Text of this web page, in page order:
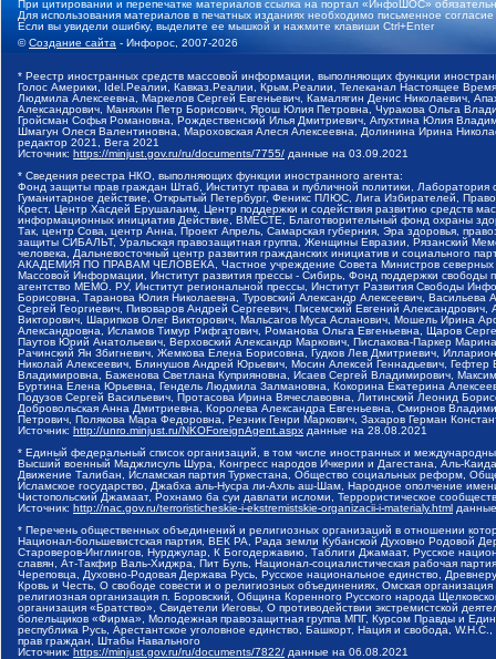
При цитировании и перепечатке материалов ссылка на портал «ИнфоШОС»
Для использования материалов в печатных изданиях необходимо письменное
Если вы увидели ошибку, выделите ее мышкой и нажмите клавиши Ctrl+Enter
©Создание сайта - Инфорос, 2007-2026
* Реестр иностранных средств массовой информации, выполняющих функции
Голос Америки, Idel.Реалии, Кавказ.Реалии, Крым.Реалии, Телеканал Настоящее
Людмила Алексеевна, Маркелов Сергей Евгеньевич, Камалягин Денис Николаевич,
Александрович, Маняхин Петр Борисович, Ярош Юлия Петровна, Чуракова Ольга
Гройсман Софья Романовна, Рождественский Илья Дмитриевич, Апухтина Юлия
Шмагун Олеся Валентиновна, Мароховская Алеся Алексеевна, Долинина Ирина
редактор 2021, Вега 2021
Источник: https://minjust.gov.ru/ru/documents/7755/ данные на 03.09.2021
* Сведения реестра НКО, выполняющих функции иностранного агента:
Фонд защиты прав граждан Штаб, Институт права и публичной политики,
Гуманитарное действие, Открытый Петербург, Феникс ПЛЮС, Лига Избирателей,
Крест, Центр Хасдей Ерушалаим, Центр поддержки и содействия развитию средств
информационных инициатив Действие, ВМЕСТЕ, Благотворительный фонд охраны
Так, центр Сова, центр Анна, Проект Апрель, Самарская губерния, Эра здоровья,
защиты СИБАЛЬТ, Уральская правозащитная группа, Женщины Евразии, Рязанский
человека, Дальневосточный центр развития гражданских инициатив и социального
АКАДЕМИЯ ПО ПРАВАМ ЧЕЛОВЕКА, Частное учреждение Совета Министров северных
Массовой Информации, Институт развития прессы - Сибирь, Фонд поддержки
агентство МЕМО. РУ, Институт региональной прессы, Институт Развития Свободы
Борисовна, Таранова Юлия Николаевна, Туровский Александр Алексеевич,
Сергей Георгиевич, Пивоваров Андрей Сергеевич, Писемский Евгений
Викторович, Шарипков Олег Викторович, Мальсагов Муса Асланович, Мошель Ирина
Александровна, Исламов Тимур Рифгатович, Романова Ольга Евгеньевна, Щаров
Паутов Юрий Анатольевич, Верховский Александр Маркович, Пислакова-Паркер
Рачинский Ян Збигневич, Жемкова Елена Борисовна, Гудков Лев Дмитриевич,
Николай Алексеевич, Блинушов Андрей Юрьевич, Мосин Алексей Геннадьевич,
Владимировна, Баженова Светлана Куприяновна, Исаев Сергей Владимирович,
Буртина Елена Юрьевна, Гендель Людмила Залмановна, Кокорина Екатерина
Подузов Сергей Васильевич, Протасова Ирина Вячеславовна, Литинский Леонид
Добровольская Анна Дмитриевна, Королева Александра Евгеньевна, Смирнов
Петрович, Полякова Мара Федоровна, Резник Генри Маркович, Захаров Герман
Источник: http://unro.minjust.ru/NKOForeignAgent.aspx данные на 28.08.2021
* Единый федеральный список организаций, в том числе иностранных и
Высший военный Маджлисуль Шура, Конгресс народов Ичкерии и Дагестана, Аль-
Движение Талибан, Исламская партия Туркестана, Общество социальных реформ,
Исламское государство, Джабха аль-Нусра ли-Ахль аш-Шам, Народное ополчение
Чистопольский Джамаат, Рохнамо ба суи давлати исломи, Террористическое
Источник: http://nac.gov.ru/terroristicheskie-i-ekstremistskie-organizacii-i-materialy.html
* Перечень общественных объединений и религиозных организаций в отношении
Национал-большевистская партия, ВЕК РА, Рада земли Кубанской Духовно Родовой
Староверов-Инглингов, Нурджулар, К Богодержавию, Таблиги Джамаат, Русское
славян, Ат-Такфир Валь-Хиджра, Пит Буль, Национал-социалистическая рабочая
Череповца, Духовно-Родовая Держава Русь, Русское национальное единство,
Кровь и Честь, О свободе совести и о религиозных объединениях, Омская
религиозная организация п. Боровский, Община Коренного Русского народа
организация «Братство», Свидетели Иеговы, О противодействии экстремистской
болельщиков «Фирма», Молодежная правозащитная группа МПГ, Курсом Правды и
республика Русь, Арестантское уголовное единство, Башкорт, Нация и свобода,
прав граждан, Штабы Навального
Источник: https://minjust.gov.ru/ru/documents/7822/ данные на 06.08.2021